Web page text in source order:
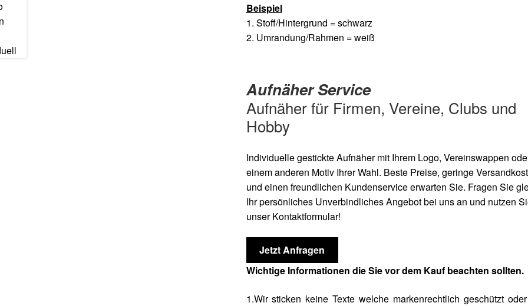
Beispiel
1. Stoff/Hintergrund = schwarz
2. Umrandung/Rahmen = weiß
Aufnäher Service
Aufnäher für Firmen, Vereine, Clubs und
Hobby
Individuelle gestickte Aufnäher mit Ihrem Logo, Vereinswappen
einem anderen Motiv Ihrer Wahl. Beste Preise, geringe
und einen freundlichen Kundenservice erwarten Sie. Fragen Sie
Ihr persönliches Unverbindliches Angebot bei uns an und nutzen
unser Kontaktformular!
Jetzt Anfragen
Wichtige Informationen die Sie vor dem Kauf beachten sollten.
1.Wir sticken keine Texte welche markenrechtlich geschützt